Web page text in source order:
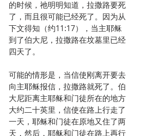
的时候，祂明明知道，拉撒路要死
了，而且很可能已经死了。因为从
下文得知（约11:17），当主耶稣
到了伯大尼，拉撒路在坟墓里已经
四天了。
可能的情形是，当信使刚离开要去
向主耶稣报信，拉撒路就死了。伯
大尼距离主耶稣和门徒所在的地方
大约二十英里，信使在路上行走了
一天，耶稣和门徒在原地又住了两
天，然后，耶稣和门徒在路上再行